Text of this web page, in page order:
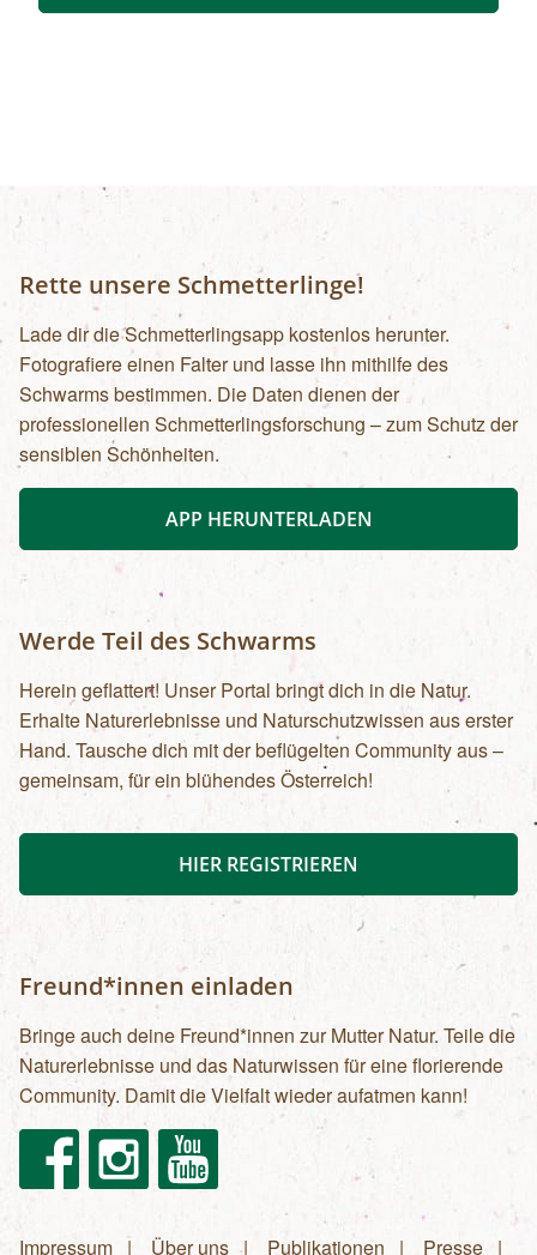
Rette unsere Schmetterlinge!
Lade dir die Schmetterlingsapp kostenlos herunter.
Fotografiere einen Falter und lasse ihn mithilfe des
Schwarms bestimmen. Die Daten dienen der
professionellen Schmetterlingsforschung – zum Schutz der
sensiblen Schönheiten.
APP HERUNTERLADEN
Werde Teil des Schwarms
Herein geflattert! Unser Portal bringt dich in die Natur.
Erhalte Naturerlebnisse und Naturschutzwissen aus erster
Hand. Tausche dich mit der beflügelten Community aus –
gemeinsam, für ein blühendes Österreich!
HIER REGISTRIEREN
Freund*innen einladen
Bringe auch deine Freund*innen zur Mutter Natur. Teile die
Naturerlebnisse und das Naturwissen für eine florierende
Community. Damit die Vielfalt wieder aufatmen kann!
FacebookInstagram Youtube
Impressum Über uns Publikationen Presse